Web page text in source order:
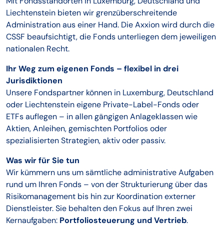
Liechtenstein bieten wir grenzüberschreitende
Administration aus einer Hand. Die Axxion wird durch die
CSSF beaufsichtigt, die Fonds unterliegen dem jeweiligen
nationalen Recht.
Ihr Weg zum eigenen Fonds – flexibel in drei
Jurisdiktionen
Unsere Fondspartner können in Luxemburg, Deutschland
oder Liechtenstein eigene Private-Label-Fonds oder
ETFs auflegen – in allen gängigen Anlageklassen wie
Aktien, Anleihen, gemischten Portfolios oder
spezialisierten Strategien, aktiv oder passiv.
Was wir für Sie tun
Wir kümmern uns um sämtliche administrative Aufgaben
rund um Ihren Fonds – von der Strukturierung über das
Risikomanagement bis hin zur Koordination externer
Dienstleister. Sie behalten den Fokus auf Ihren zwei
Kernaufgaben: Portfoliosteuerung und Vertrieb.